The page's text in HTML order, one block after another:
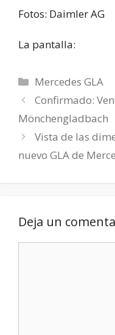
Fotos: Daimler AG
La pantalla:
Categorías
Mercedes GLA
Confirmado:
Mönchengladbach
Vista de las
nuevo GLA de
Deja un